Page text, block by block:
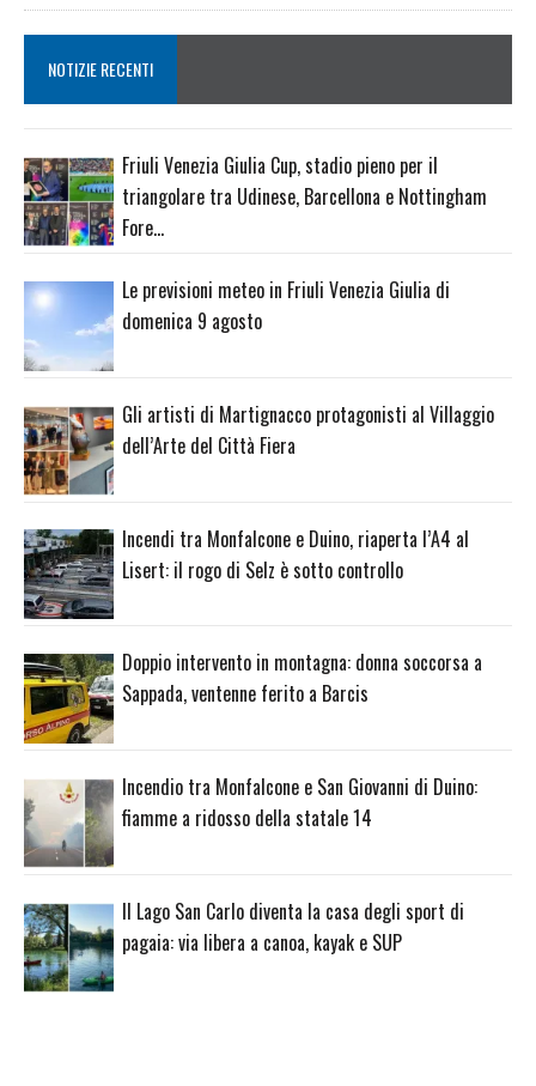
NOTIZIE RECENTI
Friuli Venezia Giulia Cup, stadio pieno per il
triangolare tra Udinese, Barcellona e Nottingham
Fore…
Le previsioni meteo in Friuli Venezia Giulia di
domenica 9 agosto
Gli artisti di Martignacco protagonisti al Villaggio
dell’Arte del Città Fiera
Incendi tra Monfalcone e Duino, riaperta l’A4 al
Lisert: il rogo di Selz è sotto controllo
Doppio intervento in montagna: donna soccorsa a
Sappada, ventenne ferito a Barcis
Incendio tra Monfalcone e San Giovanni di Duino:
fiamme a ridosso della statale 14
Il Lago San Carlo diventa la casa degli sport di
pagaia: via libera a canoa, kayak e SUP